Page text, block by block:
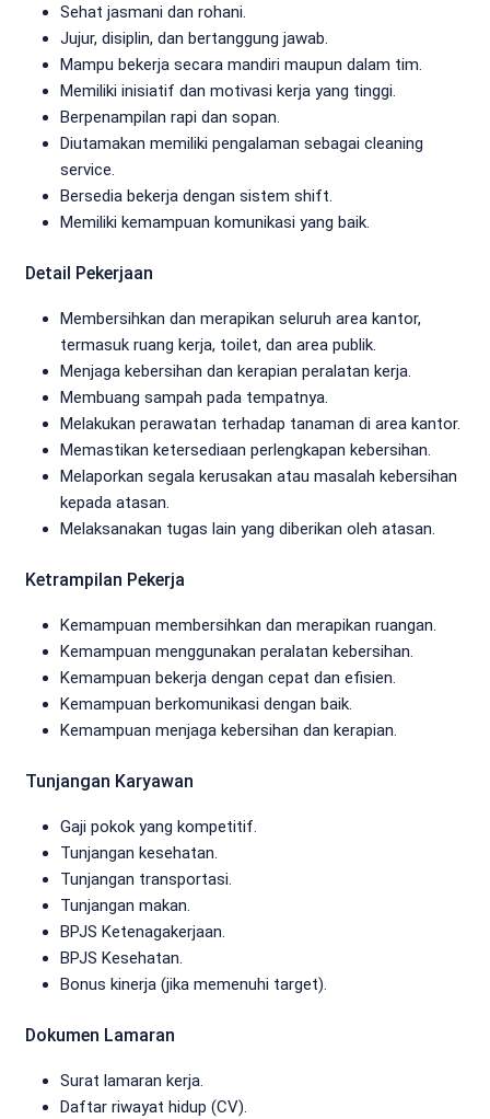
Sehat jasmani dan rohani.
Jujur, disiplin, dan bertanggung jawab.
Mampu bekerja secara mandiri maupun dalam tim.
Memiliki inisiatif dan motivasi kerja yang tinggi.
Berpenampilan rapi dan sopan.
Diutamakan memiliki pengalaman sebagai cleaning
service.
Bersedia bekerja dengan sistem shift.
Memiliki kemampuan komunikasi yang baik.
Detail Pekerjaan
Membersihkan dan merapikan seluruh area kantor,
termasuk ruang kerja, toilet, dan area publik.
Menjaga kebersihan dan kerapian peralatan kerja.
Membuang sampah pada tempatnya.
Melakukan perawatan terhadap tanaman di area kantor.
Memastikan ketersediaan perlengkapan kebersihan.
Melaporkan segala kerusakan atau masalah kebersihan
kepada atasan.
Melaksanakan tugas lain yang diberikan oleh atasan.
Ketrampilan Pekerja
Kemampuan membersihkan dan merapikan ruangan.
Kemampuan menggunakan peralatan kebersihan.
Kemampuan bekerja dengan cepat dan efisien.
Kemampuan berkomunikasi dengan baik.
Kemampuan menjaga kebersihan dan kerapian.
Tunjangan Karyawan
Gaji pokok yang kompetitif.
Tunjangan kesehatan.
Tunjangan transportasi.
Tunjangan makan.
BPJS Ketenagakerjaan.
BPJS Kesehatan.
Bonus kinerja (jika memenuhi target).
Dokumen Lamaran
Surat lamaran kerja.
Daftar riwayat hidup (CV).